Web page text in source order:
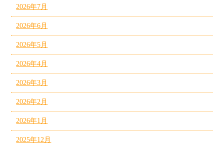
2026年7月
2026年6月
2026年5月
2026年4月
2026年3月
2026年2月
2026年1月
2025年12月